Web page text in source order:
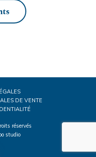
réservés
studio
DE VENTE